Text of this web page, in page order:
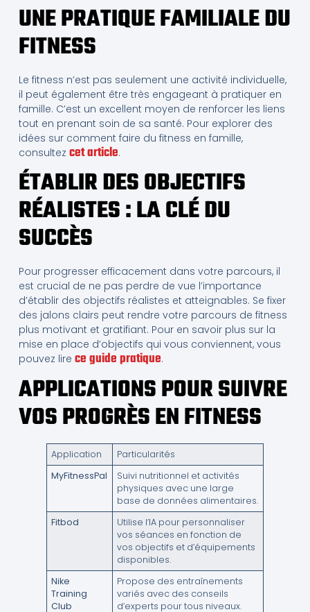
UNE PRATIQUE FAMILIALE DU
FITNESS
Le fitness n’est pas seulement une activité individuelle,
il peut également être très engageant à pratiquer en
famille. C’est un excellent moyen de renforcer les liens
tout en prenant soin de sa santé. Pour explorer des
idées sur comment faire du fitness en famille,
consultez cet article.
ÉTABLIR DES OBJECTIFS
RÉALISTES : LA CLÉ DU
SUCCÈS
Pour progresser efficacement dans votre parcours, il
est crucial de ne pas perdre de vue l’importance
d’établir des objectifs réalistes et atteignables. Se fixer
des jalons clairs peut rendre votre parcours de fitness
plus motivant et gratifiant. Pour en savoir plus sur la
mise en place d’objectifs qui vous conviennent, vous
pouvez lire ce guide pratique.
APPLICATIONS POUR SUIVRE
VOS PROGRÈS EN FITNESS
Application
Particularités
MyFitnessPal
Suivi nutritionnel et activités
physiques avec une large
base de données alimentaires.
Fitbod
Utilise l’IA pour personnaliser
vos séances en fonction de
vos objectifs et d’équipements
disponibles.
Nike
Training
Club
Propose des entraînements
variés avec des conseils
d’experts pour tous niveaux.